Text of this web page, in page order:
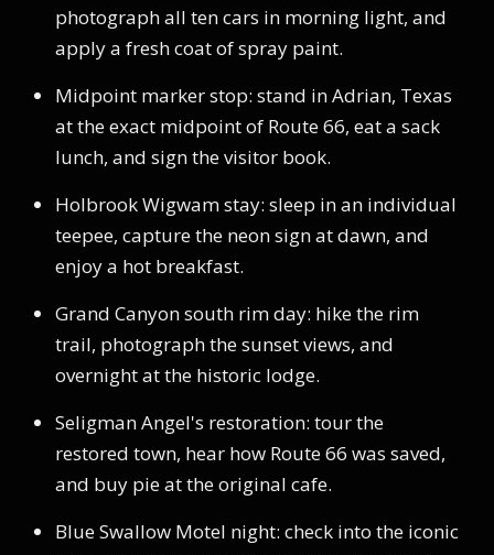
photograph all ten cars in morning light, and
apply a fresh coat of spray paint.
Midpoint marker stop: stand in Adrian, Texas
at the exact midpoint of Route 66, eat a sack
lunch, and sign the visitor book.
Holbrook Wigwam stay: sleep in an individual
teepee, capture the neon sign at dawn, and
enjoy a hot breakfast.
Grand Canyon south rim day: hike the rim
trail, photograph the sunset views, and
overnight at the historic lodge.
Seligman Angel's restoration: tour the
restored town, hear how Route 66 was saved,
and buy pie at the original cafe.
Blue Swallow Motel night: check into the iconic